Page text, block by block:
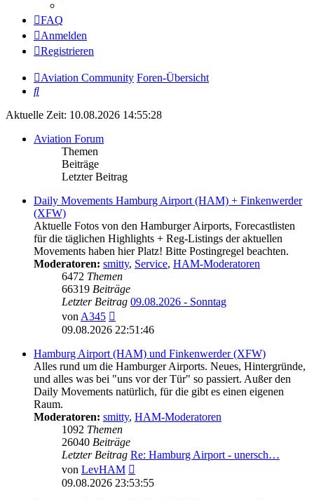
FAQ
Anmelden
Registrieren
Aviation Community Foren-Übersicht
Suche
Aktuelle Zeit: 10.08.2026 14:55:28
Aviation Forum
Themen
Beiträge
Letzter Beitrag
Daily Movements Hamburg Airport (HAM) + Finkenwerder
(XFW)
Aktuelle Fotos von den Hamburger Airports, Forecastlisten
für die täglichen Highlights + Reg-Listings der aktuellen
Movements haben hier Platz! Bitte Postingregel beachten.
Moderatoren: smitty, Service, HAM-Moderatoren
6472 Themen
66319 Beiträge
Letzter Beitrag 09.08.2026 - Sonntag
vonA345
Beitrag
09.08.2026 22:51:46
Hamburg Airport (HAM) und Finkenwerder (XFW)
Alles rund um die Hamburger Airports. Neues, Hintergründe,
und alles was bei "uns vor der Tür" so passiert. Außer den
Daily Movements natürlich, für die gibt es einen eigenen
Raum.
Moderatoren: smitty, HAM-Moderatoren
1092 Themen
26040 Beiträge
Letzter Beitrag Re: Hamburg Airport - unersch…
von LevHAM
Beitrag
09.08.2026 23:53:55